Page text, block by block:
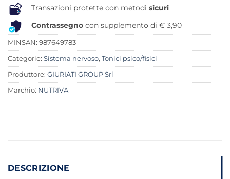
Transazioni protette con metodi sicuri
Contrassegno con supplemento di € 3,90
MINSAN: 987649783
Categorie: Sistema nervoso, Tonici psico/fisici
Produttore: GIURIATI GROUP Srl
Marchio: NUTRIVA
DESCRIZIONE